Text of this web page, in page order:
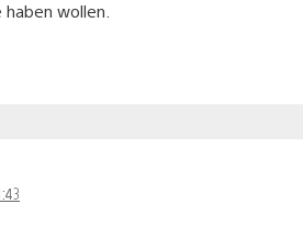
wollen.